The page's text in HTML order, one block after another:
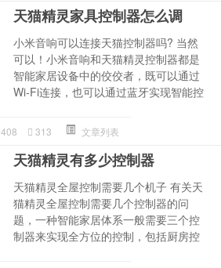
天猫精灵家具控制器怎么调
小米音响可以连接天猫控制器吗? 当然
可以！小米音响和天猫精灵控制器都是
智能家居设备中的佼佼者，既可以通过
Wi-Fi连接，也可以通过蓝牙实现智能控
408 313 文章列表
天猫精灵有多少控制器
天猫精灵全屋控制需要几个机子 有关天
猫精灵全屋控制需要几个控制器的问
题，一种智能家居体系一般需要三个控
制器来实现全方位的控制，包括厨房控